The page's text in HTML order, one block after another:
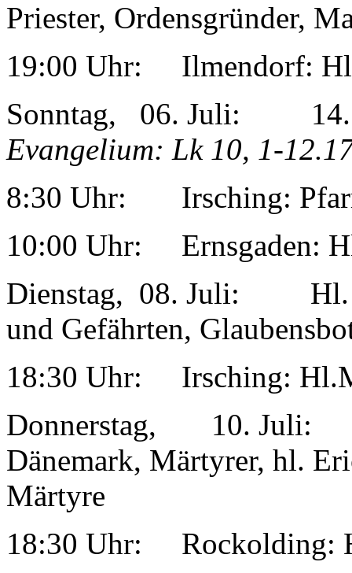
Priester, Ordensgründer,
19:00 Uhr: Ilmendorf:
Sonntag, 06. Juli: 14.
Evangelium: Lk 10, 1-
8:30 Uhr: Irsching:
10:00 Uhr: Ernsgaden:
Dienstag, 08. Juli: Hl.
und Gefährten,
18:30 Uhr: Irsching:
Donnerstag, 10. Juli:
Dänemark, Märtyrer, hl.
Märtyre
18:30 Uhr: Rockolding: